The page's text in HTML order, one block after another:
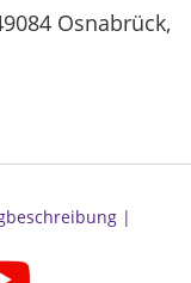
Osnabrück,
|